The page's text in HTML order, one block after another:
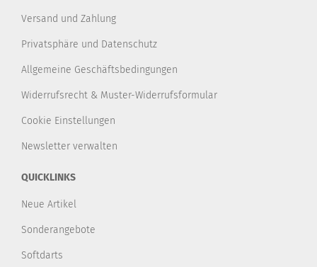
Versand und Zahlung
Privatsphäre und Datenschutz
Allgemeine Geschäftsbedingungen
Widerrufsrecht & Muster-Widerrufsformular
Cookie Einstellungen
Newsletter verwalten
QUICKLINKS
Neue Artikel
Sonderangebote
Softdarts